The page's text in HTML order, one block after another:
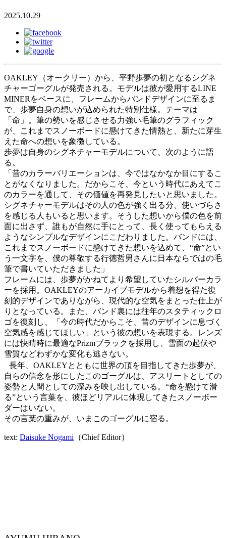
2025.10.29
OAKLEY（オークリー）から、平野歩夢の初となるシグネ
チャーゴーグルが発売される。モデルは彼が愛用するLINE
MINERをベースに、フレームからバンドデザインに至るま
で、歩夢自身の想いが込められた特別仕様。テーマは
「命」。筆の勢いを感じさせる力強い毛筆のグラフィック
が、これまでスノーボードに懸けてきた情熱と、新たに芽生
えた命への想いを象徴している。
歩夢は自身のシグネチャーモデルについて、次のように語
る。
「昔のカラーバリエーションは、今ではなかなか目にするこ
とがなくなりました。だからこそ、今という時代にあえてこ
のカラーを通して、その価値を再発見したいと思いました。
シグネチャーモデルはその人の色が強く出る分、使いづらさ
を感じる人もいると思います。そうした想いから僕の色を前
面に出さず、誰もが自然に手にとって、長く使ってもらえる
ようなシンプルなデザインにこだわりました。バンドには、
これまでスノーボードに懸けてきた想いを込めて、“命”とい
う一文字を、僕の尊敬する行徳哲男さんに日本ならではの毛
筆で書いていただきました」
フレームには、歩夢がかねてより希望していたシルバーカラ
ーを採用。OAKLEYのアーカイブモデルから着想を得た復
刻的デザインでありながら、現代的な空気をまとった仕上が
りとなっている。また、バンド裏には往年のスタティックロ
ゴを復刻し、「今の時代だからこそ、昔のデザインに息づく
空気感を感じてほしい」という彼の想いを表現する。レンズ
には快晴時に最適なPrizmブラックを採用し、雪面の起伏や
雪質などわずかな変化も逃さない。
長年、OAKLEYとともに世界の頂を目指してきた歩夢が、
自らの信念を形にしたこのゴーグルは、アスリートとしての
姿勢と人間としての深みを映し出している。“命を懸けて滑
る”という言葉を、彼ほどリアルに体現してきたスノーボー
ダーはいない。
その言葉の重みが、いまこのゴーグルに宿る。
text: Daisuke Nogami （Chief Editor）